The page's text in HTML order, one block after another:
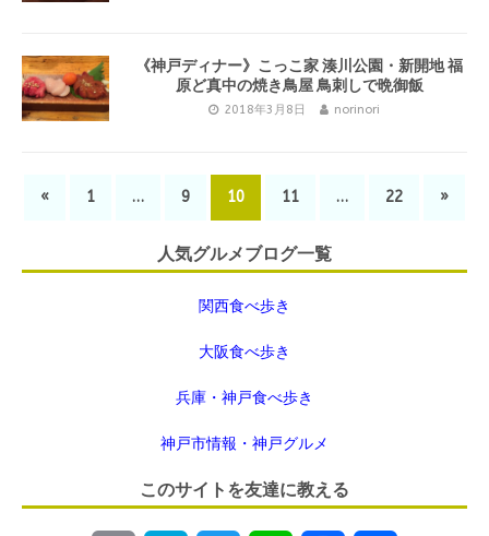
《神戸ディナー》こっこ家 湊川公園・新開地 福
原ど真中の焼き鳥屋 鳥刺しで晩御飯
2018年3月8日 norinori
« 1 … 9 10 11 … 22 »
人気グルメブログ一覧
関西食べ歩き
大阪食べ歩き
兵庫・神戸食べ歩き
神戸市情報・神戸グルメ
このサイトを友達に教える